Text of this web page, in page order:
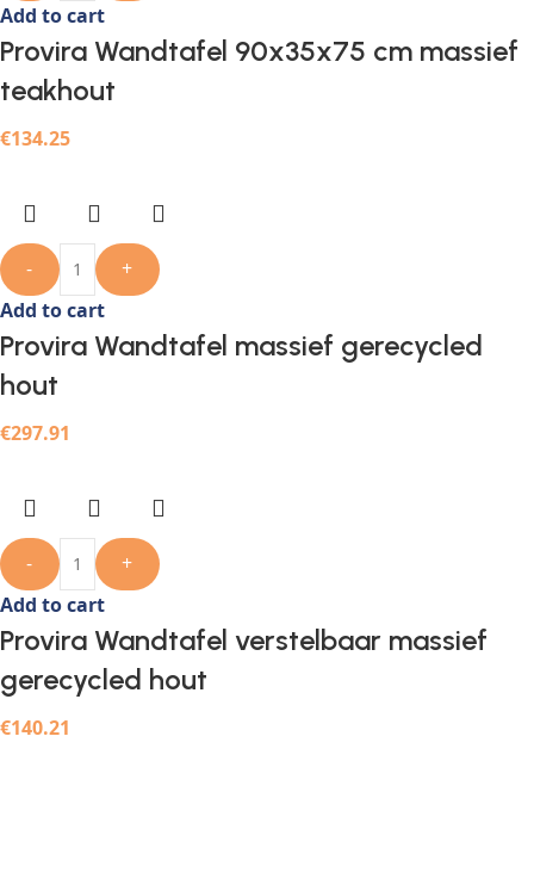
Add to cart
Provira Wandtafel 90x35x75 cm massief
teakhout
€134.25
-
+
Add to cart
Provira Wandtafel massief gerecycled
hout
€297.91
-
+
Add to cart
Provira Wandtafel verstelbaar massief
gerecycled hout
€140.21